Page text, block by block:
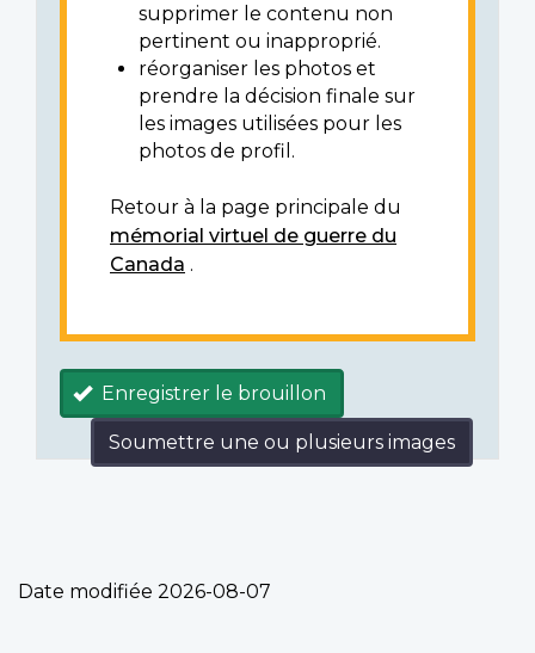
supprimer le contenu non
pertinent ou inapproprié.
réorganiser les photos et
prendre la décision finale sur
les images utilisées pour les
photos de profil.
Retour à la page principale du
mémorial virtuel de guerre du
Canada .
Enregistrer le brouillon
Soumettre une ou plusieurs images
Date modifiée 2026-08-07